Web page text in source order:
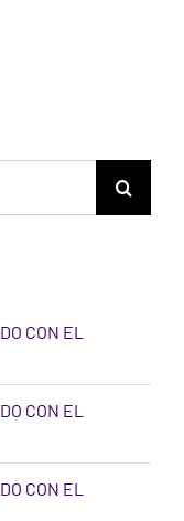
CON EL
CON EL
CON EL